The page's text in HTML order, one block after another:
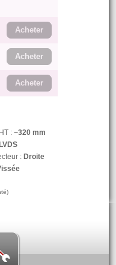
Acheter
Acheter
Acheter
: ~320 mm
LVDS
: Droite